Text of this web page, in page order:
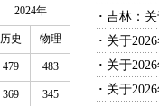
2024年
历史 物理
479 483
369 345
· 吉林：
· 关于
· 关于
· 关于